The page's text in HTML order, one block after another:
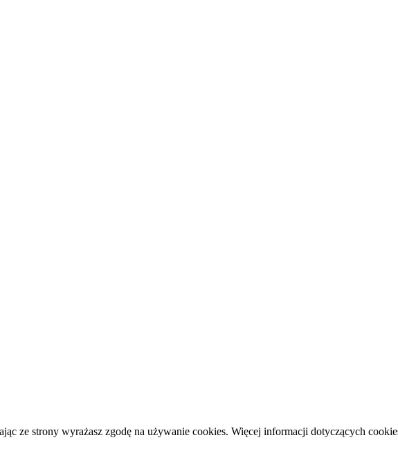
ze strony wyrażasz zgodę na używanie cookies. Więcej informacji dotyczących